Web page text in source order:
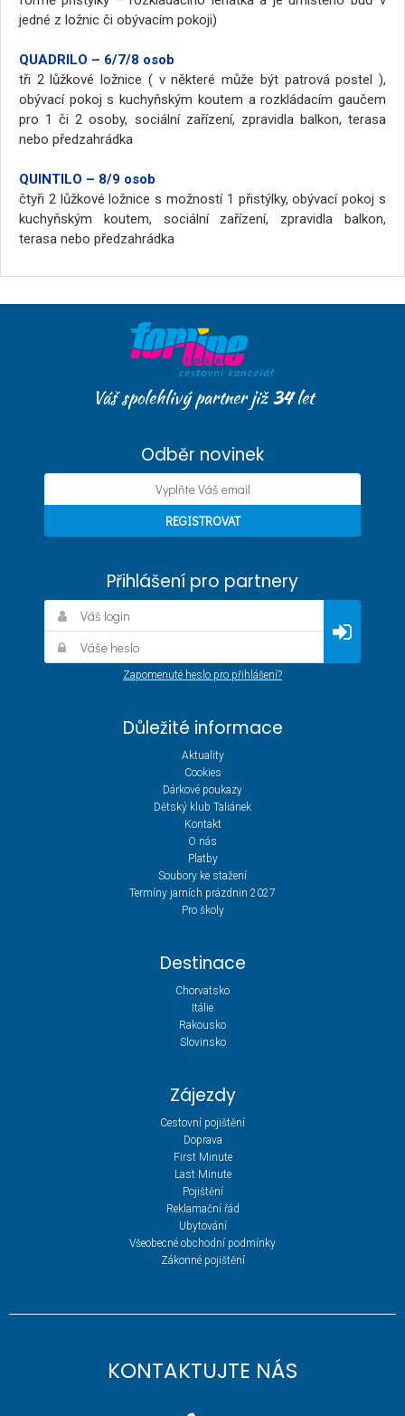
jedné z ložnic či obývacím pokoji)
QUADRILO – 6/7/8 osob
tři 2 lůžkové ložnice ( v některé může být patrová postel ),
obývací pokoj s kuchyňským koutem a rozkládacím gaučem
pro 1 či 2 osoby, sociální zařízení, zpravidla balkon, terasa
nebo předzahrádka
QUINTILO – 8/9 osob
čtyři 2 lůžkové ložnice s možností 1 přistýlky, obývací pokoj s
kuchyňským koutem, sociální zařízení, zpravidla balkon,
terasa nebo předzahrádka
Váš spolehlivý partner již34let
Odběr novinek
Přihlášení pro partnery
Zapomenuté heslo pro přihlášení?
Důležité informace
Aktuality
Cookies
Dárkové poukazy
Dětský klub Taliánek
Kontakt
O nás
Platby
Soubory ke stažení
Termíny jarních prázdnin 2027
Pro školy
Destinace
Chorvatsko
Itálie
Rakousko
Slovinsko
Zájezdy
Cestovní pojištění
Doprava
First Minute
Last Minute
Pojištění
Reklamační řád
Ubytování
Všeobecné obchodní podmínky
Zákonné pojištění
KONTAKTUJTE NÁS